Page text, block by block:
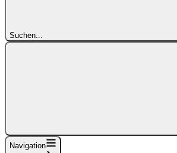
Suchen...
Navigation